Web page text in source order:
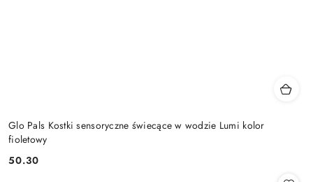
Glo Pals Kostki sensoryczne świecące w wodzie Lumi kolor
fioletowy
Cena:
50.30